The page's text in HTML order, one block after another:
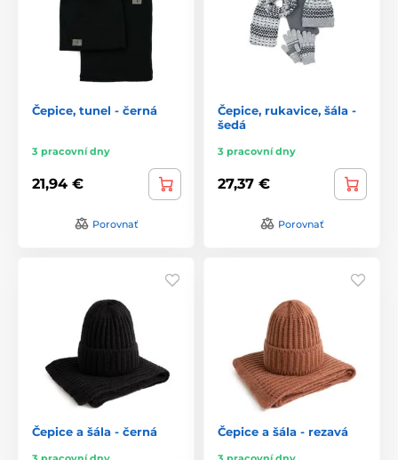
Čepice, tunel - černá
3 pracovní dny
21,94 €
Porovnať
Čepice, rukavice, šála -
šedá
3 pracovní dny
27,37 €
Porovnať
Čepice a šála - černá Čepice a šála - rezavá